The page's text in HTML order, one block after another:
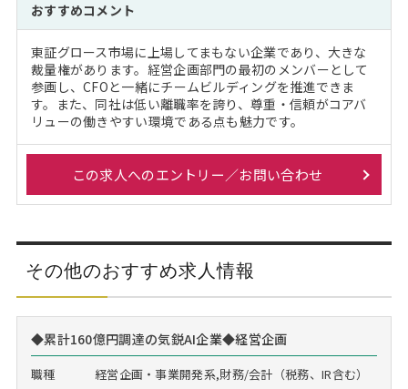
おすすめコメント
東証グロース市場に上場してまもない企業であり、大きな
裁量権があります。経営企画部門の最初のメンバーとして
参画し、CFOと一緒にチームビルディングを推進できま
す。また、同社は低い離職率を誇り、尊重・信頼がコアバ
リューの働きやすい環境である点も魅力です。
この求人へのエントリー／お問い合わせ
その他のおすすめ求人情報
◆累計160億円調達の気鋭AI企業◆経営企画
職種 経営企画・事業開発系,財務/会計（税務、IR含む）